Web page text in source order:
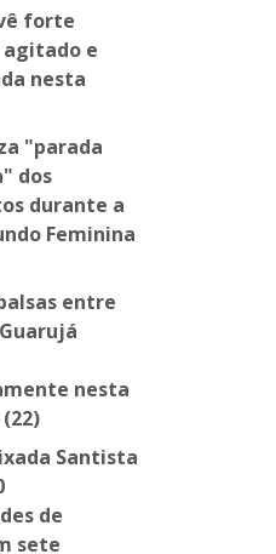
forte
agitado e
nesta
"parada
dos
durante a
Feminina
entre
nesta
Santista
de
sete